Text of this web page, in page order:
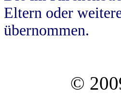
Eltern oder
übernommen.
©